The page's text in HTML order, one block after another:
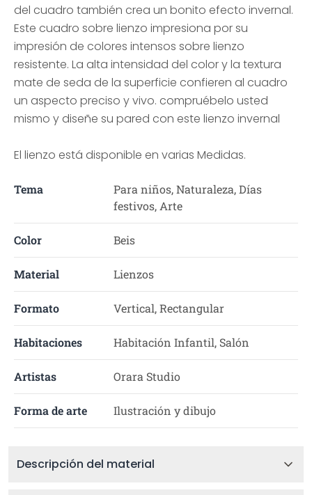
del cuadro también crea un bonito efecto invernal.
Este cuadro sobre lienzo impresiona por su
impresión de colores intensos sobre lienzo
resistente. La alta intensidad del color y la textura
mate de seda de la superficie confieren al cuadro
un aspecto preciso y vivo. compruébelo usted
mismo y diseñe su pared con este lienzo invernal
El lienzo está disponible en varias Medidas.
Tema
Para niños, Naturaleza, Días
festivos, Arte
Color Beis
Material Lienzos
Formato Vertical, Rectangular
Habitaciones Habitación Infantil, Salón
Artistas Orara Studio
Forma de arte Ilustración y dibujo
Descripción del material